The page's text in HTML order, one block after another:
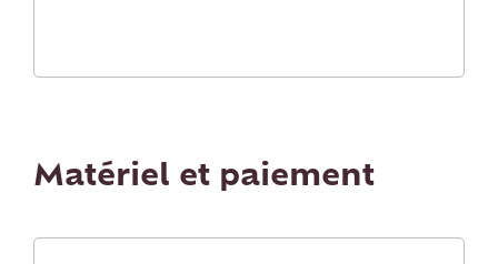
Matériel et paiement